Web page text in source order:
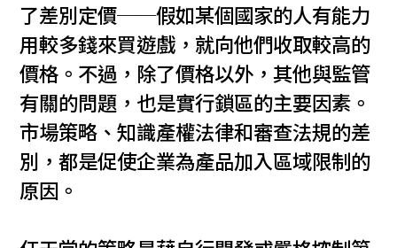
了差別定價──假如某個國家的人有能力
用較多錢來買遊戲，就向他們收取較高的
價格。不過，除了價格以外，其他與監管
有關的問題，也是實行鎖區的主要因素。
市場策略、知識產權法律和審查法規的差
別，都是促使企業為產品加入區域限制的
原因。